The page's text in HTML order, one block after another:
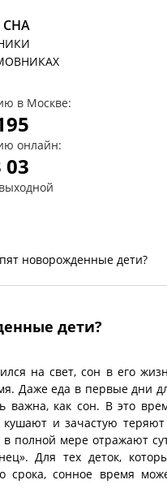
в Москве:
онлайн:
03
новорожденные дети?
дети?
на свет, сон в его
Даже еда в первые дни
важна, как сон. В это
и зачастую
полной мере отражают
Для тех деток,
срока, сонное время